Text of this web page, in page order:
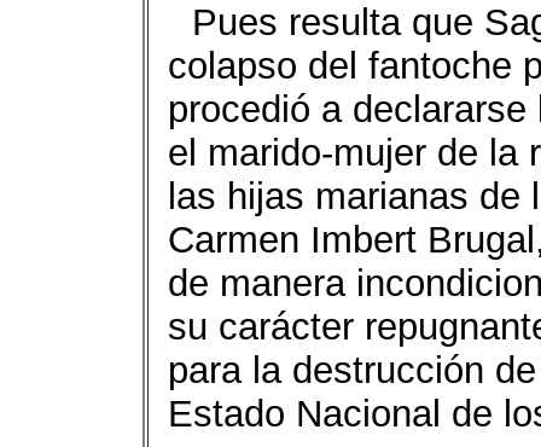
Pues resulta que
colapso del fantoche
procedió a
el marido-mujer de la
las hijas marianas
Carmen Imbert
de manera
su carácter
para la destrucción
Estado Nacional de